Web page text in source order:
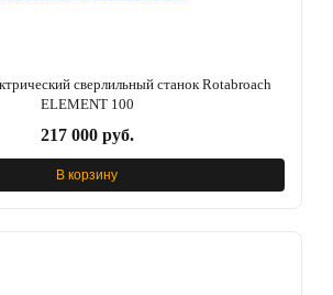
сверлильный станок Rotabroach
ELEMENT 100
217 000 руб.
В корзину